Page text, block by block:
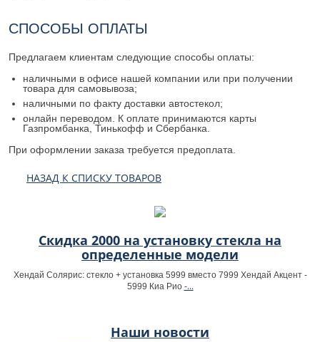
СПОСОБЫ ОПЛАТЫ
Предлагаем клиентам следующие способы оплаты:
наличными в офисе нашей компании или при получении
товара для самовывоза;
наличными по факту доставки автостекол;
онлайн переводом. К оплате принимаются карты
Газпромбанка, Тинькофф и Сбербанка.
При оформлении заказа требуется предоплата.
НАЗАД К СПИСКУ ТОВАРОВ
Скидка 2000 на установку стекла на
определенные модели
Хендай Солярис: стекло + установка 5999 вместо 7999 Хендай Акцент -
5999 Киа Рио -...
Наши новости